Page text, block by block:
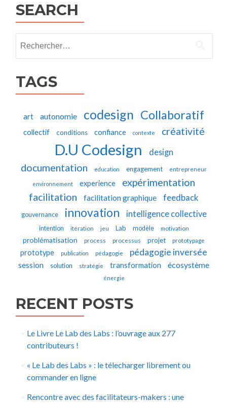
SEARCH
TAGS
art autonomie codesign Collaboratif
collectif conditions confiance contexte créativité
D.U Codesign design
documentation education engagement entrepreneur
environnement experience
expérimentation
facilitation
facilitation graphique feedback
gouvernance innovation intelligence collective
intention itération jeu Lab modèle motivation
problématisation process processus projet prototypage
prototype publication pédagogie pédagogie inversée
session solution stratégie transformation écosystème
énergie
RECENT POSTS
Le Livre Le Lab des Labs : l’ouvrage aux 277
contributeurs !
« Le Lab des Labs » : le télecharger librement ou
commander en ligne
Rencontre avec des facilitateurs-makers : une